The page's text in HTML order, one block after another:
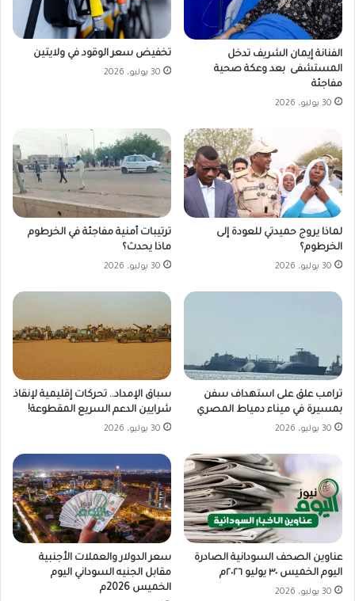
الفنانة إيمان الشريف تدخل
المستشفى بعد وعكة صحية
مفاجئة
30 يوليو، 2026
تخفيض سعر الوقود في ولايتين
30 يوليو، 2026
لماذا يروج حميدتي للعودة إلى
الخرطوم؟
30 يوليو، 2026
ترتيبات أمنية مفاجئة في الخرطوم
ماذا يحدث؟
30 يوليو، 2026
ترامب علق على استهداف سفن
بمسيرة في ميناء دمياط المصري
30 يوليو، 2026
سباق الإمداد.. تحركات إقليمية لإنقاذ
شرايين الدعم السريع المقطوعة!
30 يوليو، 2026
عناوين الصحف السودانية الصادرة
اليوم الخميس ٣٠ يوليو ٢٠٢٦م
30 يوليو، 2026
سعر الدولار والعملات الأجنبية
مقابل الجنيه السوداني اليوم
الخميس 2026م